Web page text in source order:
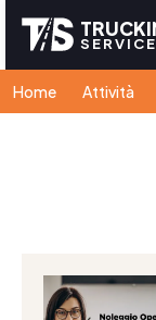
Home Attività